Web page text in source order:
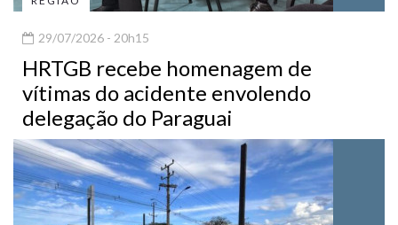
29/07/2026 - 20h15
HRTGB recebe homenagem de
vítimas do acidente envolendo
delegação do Paraguai